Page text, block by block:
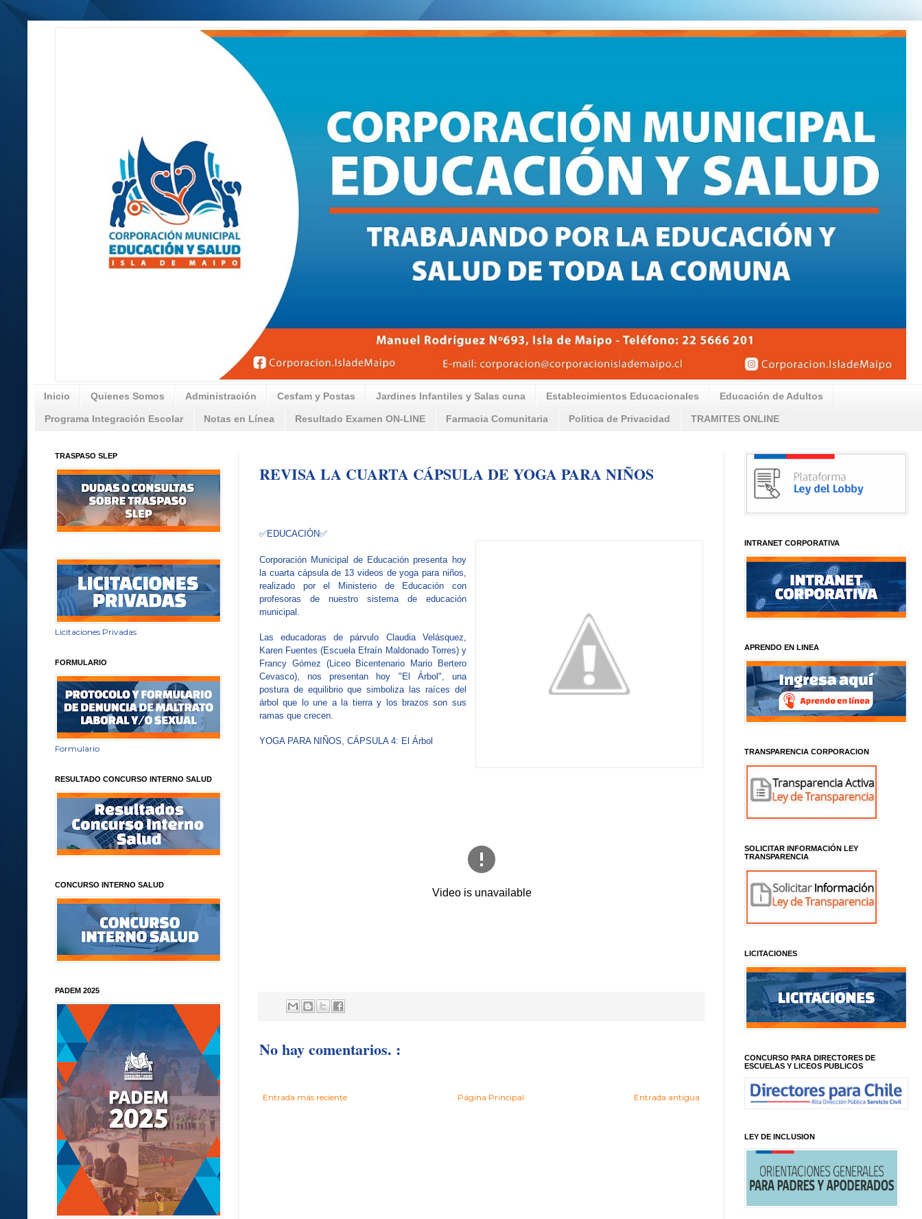
Inicio Quienes Somos Administración Cesfam y Postas Jardines Infantiles y Salas cuna Establecimientos Educacionales Educación de Adultos
Programa Integración Escolar Notas en Línea Resultado Examen ON-LINE Farmacia Comunitaria Politica de Privacidad TRAMITES ONLINE
REVISA LA CUARTA CÁPSULA DE YOGA PARA NIÑOS
✅EDUCACIÓN✅
Corporación Municipal de Educación presenta hoy
la cuarta cápsula de 13 videos de yoga para niños,
realizado por el Ministerio de Educación con
profesoras de nuestro sistema de educación
municipal.
Las educadoras de párvulo Claudia Velásquez,
Karen Fuentes (Escuela Efraín Maldonado Torres) y
Francy Gómez (Liceo Bicentenario Mario Bertero
Cevasco), nos presentan hoy "El Árbol", una
postura de equilibrio que simboliza las raíces del
árbol que lo une a la tierra y los brazos son sus
ramas que crecen.
YOGA PARA NIÑOS, CÁPSULA 4: El Árbol
No hay comentarios. :
Entrada más reciente Entrada antigua
Página Principal
TRASPASO SLEP
Licitaciones Privadas
FORMULARIO
Formulario
RESULTADO CONCURSO INTERNO SALUD
CONCURSO INTERNO SALUD
PADEM 2025
INTRANET CORPORATIVA
APRENDO EN LINEA
TRANSPARENCIA CORPORACION
SOLICITAR INFORMACIÓN LEY
TRANSPARENCIA
LICITACIONES
CONCURSO PARA DIRECTORES DE
ESCUELAS Y LICEOS PUBLICOS
LEY DE INCLUSION